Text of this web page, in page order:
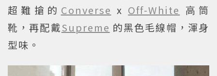
超難搶的 Converse x Off-White 高筒
靴，再配戴Supreme 的黑色毛線帽，渾身
型味。